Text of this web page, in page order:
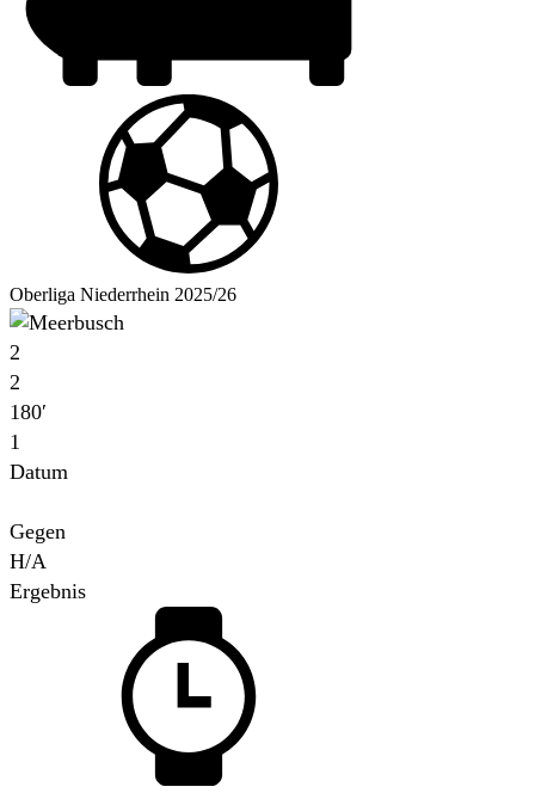
Oberliga Niederrhein 2025/26
2
2
180′
1
Datum
Gegen
H/A
Ergebnis